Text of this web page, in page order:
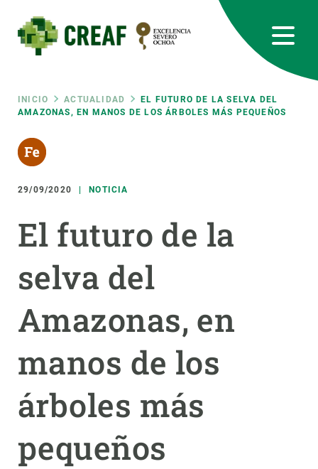
contenido
principal
Ruta
de
navegación
INICIO ACTUALIDAD
EL FUTURO DE LA SELVA DEL
AMAZONAS, EN MANOS DE LOS ÁRBOLES MÁS PEQUEÑOS
29/09/2020 NOTICIA
El futuro de la
selva del
Amazonas, en
manos de los
árboles más
pequeños
RRSS
Featured
responsive
INTRANET
Responsive
menu
INVESTIGACIÓN
CIENCIA EN ACCIÓN
ÚNETE A NOSOTROS